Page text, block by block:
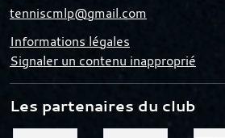
tenniscmlp@gmail.com
Informations légales
Signaler un contenu inapproprié
Les partenaires du club